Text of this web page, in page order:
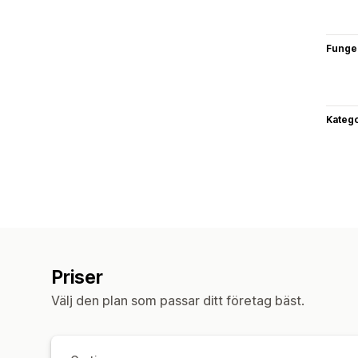
Priser
Välj den plan som passar ditt företag bäst.